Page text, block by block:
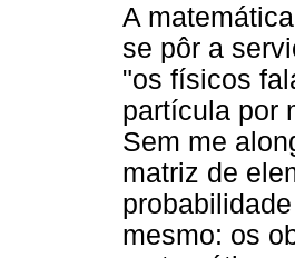
A
se pôr a
"os físicos
partícula por
Sem me
matriz de
mesmo: os